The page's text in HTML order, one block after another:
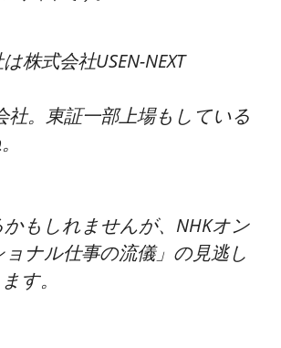
は株式会社USEN-NEXT
。
東証一部上場もしている
もしれませんが、NHKオン
ナル仕事の流儀」の見逃し
す。